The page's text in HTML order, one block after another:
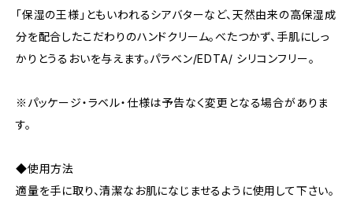
「保湿の王様」ともいわれるシアバターなど、天然由来の高保湿成
分を配合したこだわりのハンドクリーム。べたつかず、手肌にしっ
かりとうるおいを与えます。パラベン/EDTA/ シリコンフリー。
※パッケージ・ラベル・仕様は予告なく変更となる場合がありま
す。
◆使用方法
適量を手に取り、清潔なお肌になじませるように使用して下さい。